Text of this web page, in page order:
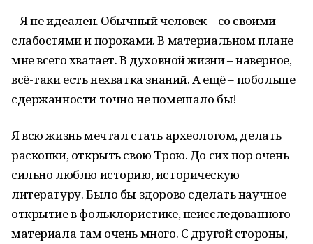
– Я не идеален. Обычный человек – со своими
слабостями и пороками. В материальном плане
мне всего хватает. В духовной жизни – наверное,
всё-таки есть нехватка знаний. А ещё – побольше
сдержанности точно не помешало бы!
Я всю жизнь мечтал стать археологом, делать
раскопки, открыть свою Трою. До сих пор очень
сильно люблю историю, историческую
литературу. Было бы здорово сделать научное
открытие в фольклористике, неисследованного
материала там очень много. С другой стороны,